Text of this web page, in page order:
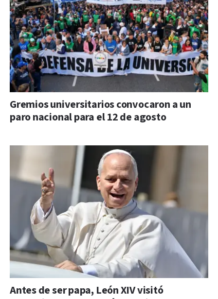
Gremios universitarios convocaron a un
paro nacional para el 12 de agosto
Antes de ser papa, León XIV visitó